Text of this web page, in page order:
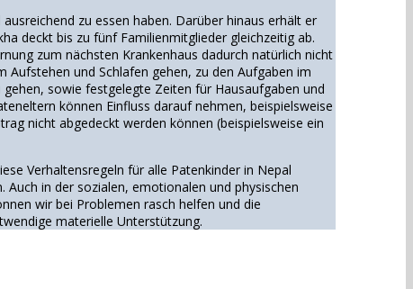
zu essen haben. Darüber hinaus erhält er
deckt bis zu fünf Familienmitglieder gleichzeitig ab.
zum nächsten Krankenhaus dadurch natürlich nicht
und Schlafen gehen, zu den Aufgaben im
sowie festgelegte Zeiten für Hausaufgaben und
können Einfluss darauf nehmen, beispielsweise
nicht abgedeckt werden können (beispielsweise ein
Verhaltensregeln für alle Patenkinder in Nepal
in der sozialen, emotionalen und physischen
wir bei Problemen rasch helfen und die
materielle Unterstützung.